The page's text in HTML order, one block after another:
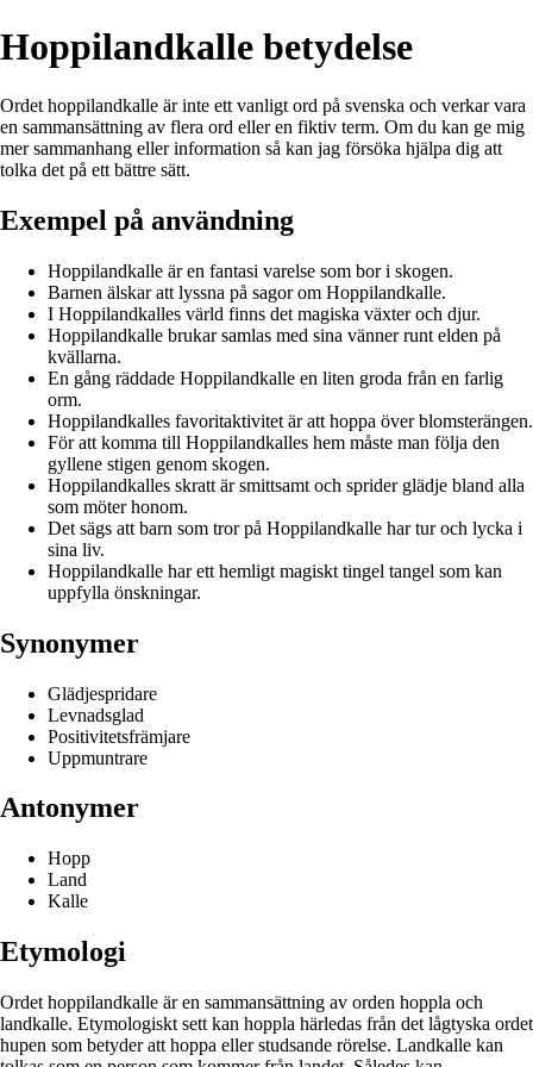
Hoppilandkalle betydelse
Ordet hoppilandkalle är inte ett vanligt ord på svenska och verkar vara
en sammansättning av flera ord eller en fiktiv term. Om du kan ge mig
mer sammanhang eller information så kan jag försöka hjälpa dig att
tolka det på ett bättre sätt.
Exempel på användning
Hoppilandkalle är en fantasi varelse som bor i skogen.
Barnen älskar att lyssna på sagor om Hoppilandkalle.
I Hoppilandkalles värld finns det magiska växter och djur.
Hoppilandkalle brukar samlas med sina vänner runt elden på
kvällarna.
En gång räddade Hoppilandkalle en liten groda från en farlig
orm.
Hoppilandkalles favoritaktivitet är att hoppa över blomsterängen.
För att komma till Hoppilandkalles hem måste man följa den
gyllene stigen genom skogen.
Hoppilandkalles skratt är smittsamt och sprider glädje bland alla
som möter honom.
Det sägs att barn som tror på Hoppilandkalle har tur och lycka i
sina liv.
Hoppilandkalle har ett hemligt magiskt tingel tangel som kan
uppfylla önskningar.
Synonymer
Glädjespridare
Levnadsglad
Positivitetsfrämjare
Uppmuntrare
Antonymer
Hopp
Land
Kalle
Etymologi
Ordet hoppilandkalle är en sammansättning av orden hoppla och
landkalle. Etymologiskt sett kan hoppla härledas från det lågtyska ordet
hupen som betyder att hoppa eller studsande rörelse. Landkalle kan